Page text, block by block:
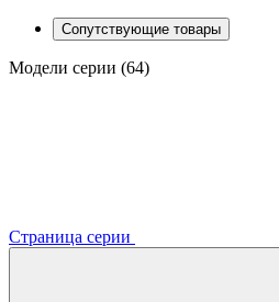
Сопутствующие товары
Модели серии (64)
Страница серии